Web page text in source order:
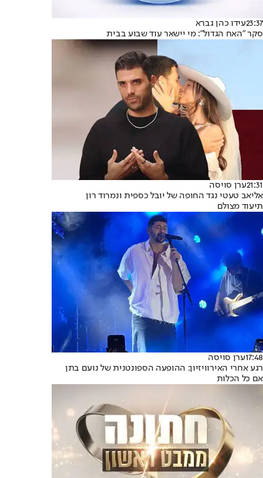
23:37עידו כהן גברא
סקר "האח הגדול": מי יישאר עוד שבוע בבית
21:31ערן סויסה
אליאב טעטי נגד החופה של יובל כספית ונמרוד רון
תיעוד מצולם
17:48ערן סויסה
רגע אחרי האירוויזיון: ההופעה הספונטנית של נועם בתן
אם כל הכלות